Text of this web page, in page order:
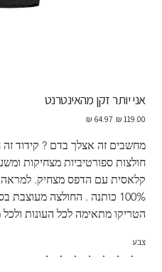
אני יותר זקן מהאינטרנט
מחיר
מחיר
‏64.97 ‏₪
מחשבים זה אצלך בדם ? קידוד
חולצות ספורטיביות מצחיקות
קלאסית עם הדפס מצחיק. למראה
100% כותנה . החולצה
הטריקו מתאימה לכל העונות ולכל
צבע